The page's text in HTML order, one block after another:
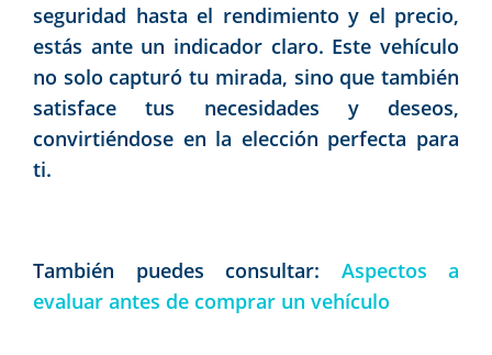
seguridad hasta el rendimiento y el precio,
estás ante un indicador claro. Este vehículo
no solo capturó tu mirada, sino que también
satisface tus necesidades y deseos,
convirtiéndose en la elección perfecta para
ti.
También puedes consultar: Aspectos a
evaluar antes de comprar un vehículo